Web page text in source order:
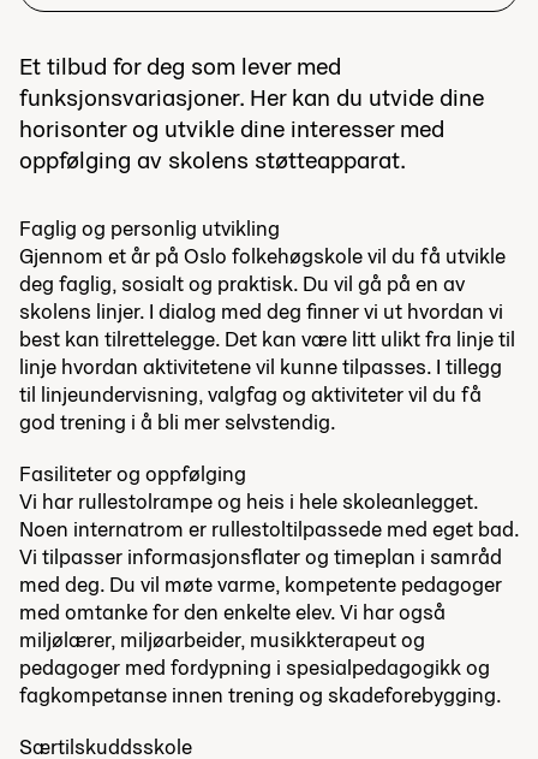
Et tilbud for deg som lever med
funksjonsvariasjoner. Her kan du utvide dine
horisonter og utvikle dine interesser med
oppfølging av skolens støtteapparat.
Faglig og personlig utvikling
Gjennom et år på Oslo folkehøgskole vil du få utvikle
deg faglig, sosialt og praktisk. Du vil gå på en av
skolens linjer. I dialog med deg finner vi ut hvordan vi
best kan tilrettelegge. Det kan være litt ulikt fra linje til
linje hvordan aktivitetene vil kunne tilpasses. I tillegg
til linjeundervisning, valgfag og aktiviteter vil du få
god trening i å bli mer selvstendig.
Fasiliteter og oppfølging
Vi har rullestolrampe og heis i hele skoleanlegget.
Noen internatrom er rullestoltilpassede med eget bad.
Vi tilpasser informasjonsflater og timeplan i samråd
med deg. Du vil møte varme, kompetente pedagoger
med omtanke for den enkelte elev. Vi har også
miljølærer, miljøarbeider, musikkterapeut og
pedagoger med fordypning i spesialpedagogikk og
fagkompetanse innen trening og skadeforebygging.
Særtilskuddsskole